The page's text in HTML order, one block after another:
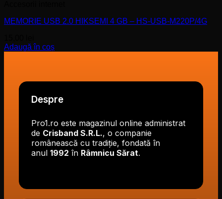
MEMORIE USB 2.0 HIKSEMI 4 GB – HS-USB-M220P/4G
Adaugă în coș
Despre
Pro1.ro este magazinul online administrat
de Crisband S.R.L., o companie
românească cu tradiție, fondată în
anul 1992 în Râmnicu Sărat.